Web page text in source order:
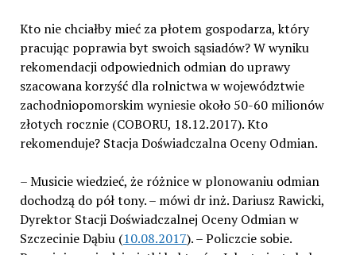
Kto nie chciałby mieć za płotem gospodarza, który
pracując poprawia byt swoich sąsiadów? W wyniku
rekomendacji odpowiednich odmian do uprawy
szacowana korzyść dla rolnictwa w województwie
zachodniopomorskim wyniesie około 50-60 milionów
złotych rocznie (COBORU, 18.12.2017). Kto
rekomenduje? Stacja Doświadczalna Oceny Odmian.
– Musicie wiedzieć, że różnice w plonowaniu odmian
dochodzą do pół tony. – mówi dr inż. Dariusz Rawicki,
Dyrektor Stacji Doświadczalnej Oceny Odmian w
Szczecinie Dąbiu (10.08.2017). – Policzcie sobie.